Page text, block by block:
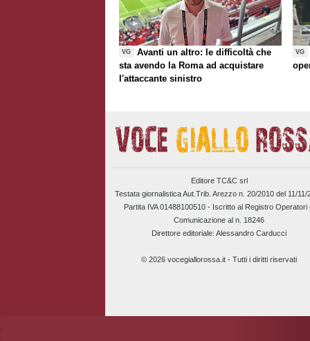
VG
Avanti un altro: le difficoltà che
sta avendo la Roma ad acquistare
l'attaccante sinistro
VG
Editore TC&C srl
Testata giornalistica Aut.Trib. Arezzo n. 20/2010 del 11/11/
Partita IVA 01488100510 - Iscritto al Registro Operatori
Comunicazione al n. 18246
Direttore editoriale: Alessandro Carducci
© 2026 vocegiallorossa.it - Tutti i diritti riservati